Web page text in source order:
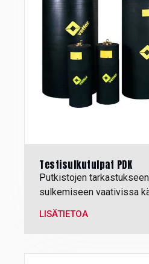
Testisulkutulpat PDK
Putkistojen
sulkemiseen vaativissa
LISÄTIETOA